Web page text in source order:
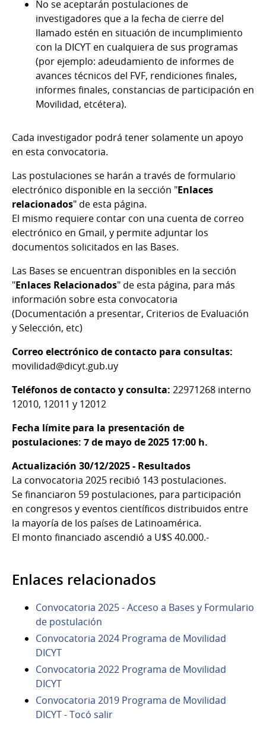
No se aceptarán postulaciones de
investigadores que a la fecha de cierre del
llamado estén en situación de incumplimiento
con la DICYT en cualquiera de sus programas
(por ejemplo: adeudamiento de informes de
avances técnicos del FVF, rendiciones finales,
informes finales, constancias de participación en
Movilidad, etcétera).
Cada investigador podrá tener solamente un apoyo
en esta convocatoria.
Las postulaciones se harán a través de formulario
electrónico disponible en la sección "Enlaces
relacionados" de esta página.
El mismo requiere contar con una cuenta de correo
electrónico en Gmail, y permite adjuntar los
documentos solicitados en las Bases.
Las Bases se encuentran disponibles en la sección
"Enlaces Relacionados" de esta página, para más
información sobre esta convocatoria
(Documentación a presentar, Criterios de Evaluación
y Selección, etc)
Correo electrónico de contacto para consultas:
movilidad@dicyt.gub.uy
Teléfonos de contacto y consulta: 22971268 interno
12010, 12011 y 12012
Fecha límite para la presentación de
postulaciones: 7 de mayo de 2025 17:00 h.
Actualización 30/12/2025 - Resultados
La convocatoria 2025 recibió 143 postulaciones.
Se financiaron 59 postulaciones, para participación
en congresos y eventos científicos distribuidos entre
la mayoría de los países de Latinoamérica.
El monto financiado ascendió a U$S 40.000.-
Enlaces relacionados
Convocatoria 2025 - Acceso a Bases y Formulario
de postulación
Convocatoria 2024 Programa de Movilidad
DICYT
Convocatoria 2022 Programa de Movilidad
DICYT
Convocatoria 2019 Programa de Movilidad
DICYT - Tocó salir